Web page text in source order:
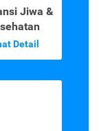
Jiwa &
Detail